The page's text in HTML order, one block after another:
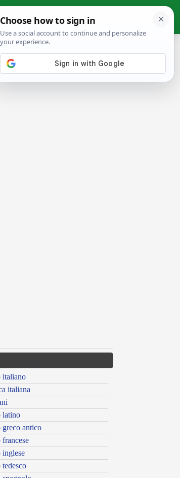
italiano
italiana
latino
antico